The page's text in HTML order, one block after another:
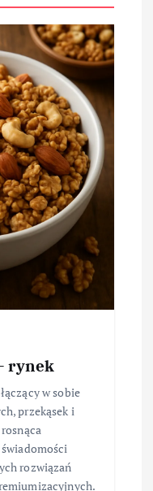
rynek
w sobie
przekąsek i
rozwiązań